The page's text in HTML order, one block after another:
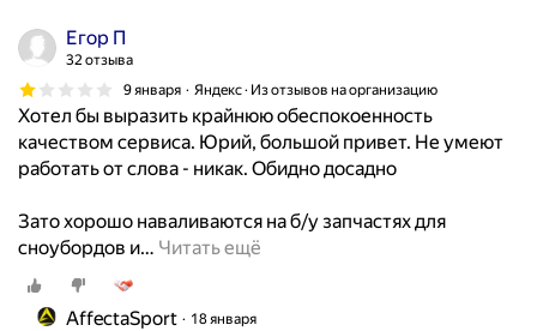
Егор П
32 отзыва
9 января
Яндекс · Из отзывов на организацию
Хотел бы выразить крайнюю обеспокоенность
качеством сервиса. Юрий, большой привет. Не умеют
работать от слова - никак. Обидно досадно
Зато хорошо наваливаются на б/у запчастях для
сноубордов и… Читать ещё
AffectaSport 18 января